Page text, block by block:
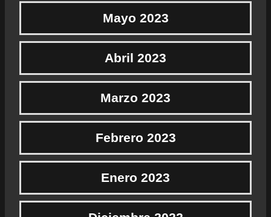
Mayo 2023
Abril 2023
Marzo 2023
Febrero 2023
Enero 2023